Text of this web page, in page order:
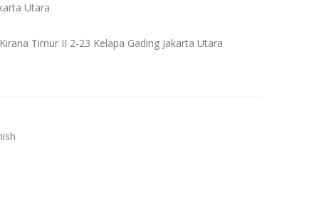
Utara
Kirana Timur II 2-23 Kelapa Gading Jakarta Utara